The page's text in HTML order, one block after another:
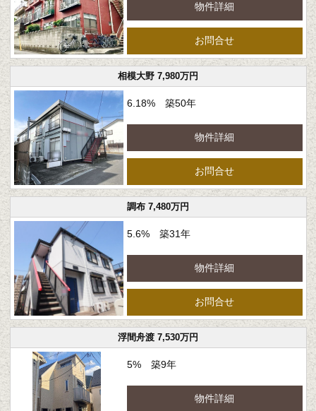
物件詳細
お問合せ
相模大野 7,980万円
6.18% 築50年
物件詳細
お問合せ
調布 7,480万円
5.6% 築31年
物件詳細
お問合せ
浮間舟渡 7,530万円
5% 築9年
物件詳細